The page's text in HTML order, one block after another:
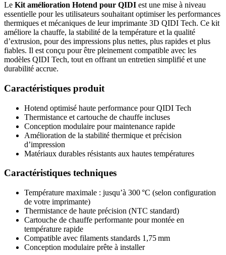
Le Kit amélioration Hotend pour QIDI est une mise à niveau
essentielle pour les utilisateurs souhaitant optimiser les performances
thermiques et mécaniques de leur imprimante 3D QIDI Tech. Ce kit
améliore la chauffe, la stabilité de la température et la qualité
d’extrusion, pour des impressions plus nettes, plus rapides et plus
fiables. Il est conçu pour être pleinement compatible avec les
modèles QIDI Tech, tout en offrant un entretien simplifié et une
durabilité accrue.
Caractéristiques produit
Hotend optimisé haute performance pour QIDI Tech
Thermistance et cartouche de chauffe incluses
Conception modulaire pour maintenance rapide
Amélioration de la stabilité thermique et précision
d’impression
Matériaux durables résistants aux hautes températures
Caractéristiques techniques
Température maximale : jusqu’à 300 °C (selon configuration
de votre imprimante)
Thermistance de haute précision (NTC standard)
Cartouche de chauffe performante pour montée en
température rapide
Compatible avec filaments standards 1,75 mm
Conception modulaire prête à installer